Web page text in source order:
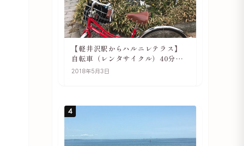
【軽井沢駅からハルニレテラス】
自転車（レンタサイクル）40分で
行ける 軽井沢旅行は自転車利用が
2018年5月3日
4